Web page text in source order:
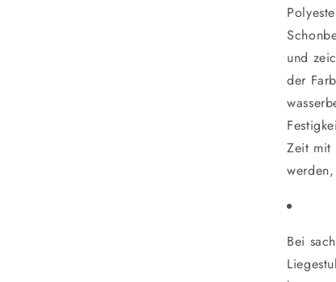
und
der
Zeit mit
Bei